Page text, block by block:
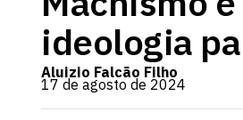
ideologia
Aluizio Falcão Filho
17 de agosto de 2024